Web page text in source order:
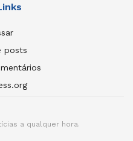
posts
a qualquer hora.